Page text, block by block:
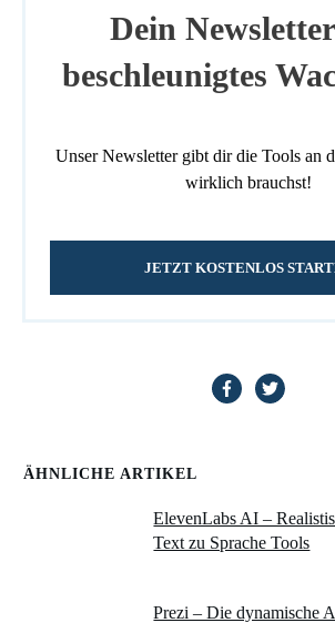
Dein
beschleunigtes
Unser Newsletter gibt dir die Tools an
wirklich brauchst!
JETZT KOSTENLOS
ÄHNLICHE ARTIKEL
ElevenLabs AI –
Text zu Sprache Tools
Prezi – Die dynamische